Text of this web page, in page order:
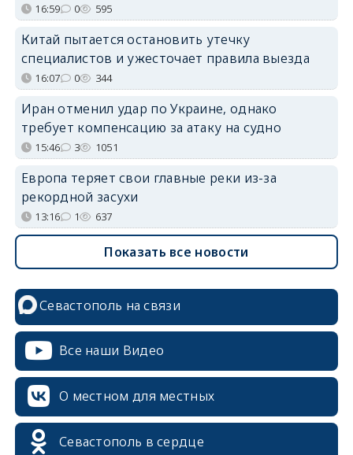
16:59 0 595
Китай пытается остановить утечку
специалистов и ужесточает правила выезда
16:07 0 344
Иран отменил удар по Украине, однако
требует компенсацию за атаку на судно
15:46 3 1051
Европа теряет свои главные реки из-за
рекордной засухи
13:16 1 637
Показать все новости
Севастополь на связи
Все наши Видео
О местном для местных
Севастополь в сердце